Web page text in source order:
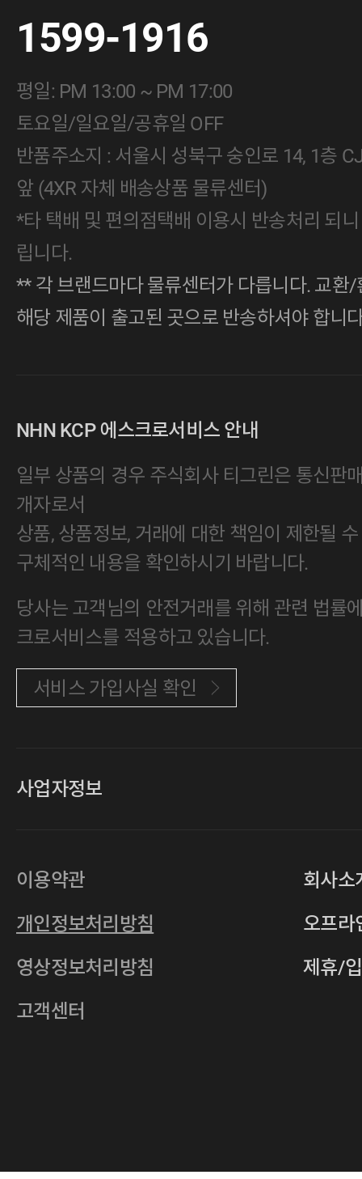
1599-1916
평일: PM 13:00 ~ PM 17:00
토요일/일요일/공휴일 OFF
반품주소지 : 서울시 성북구 숭인로 14, 1층
앞 (4XR 자체 배송상품 물류센터)
*타 택배 및 편의점택배 이용시 반송처리 되
립니다.
** 각 브랜드마다 물류센터가 다릅니다. 교환
해당 제품이 출고된 곳으로 반송하셔야 합니
NHN KCP 에스크로서비스 안내
일부 상품의 경우 주식회사 티그린은 통신판
개자로서
상품, 상품정보, 거래에 대한 책임이 제한될
구체적인 내용을 확인하시기 바랍니다.
당사는 고객님의 안전거래를 위해 관련 법률
크로서비스를 적용하고 있습니다.
서비스 가입사실 확인
사업자정보
사업자등록번호
통신판매업
2011-서울중구-0149
주소 서울특별시 중구 다산로14길 12 (신당
호스팅사업자
이용약관
개인정보처리방침
영상정보처리방침
고객센터
회사소
오프라
제휴/